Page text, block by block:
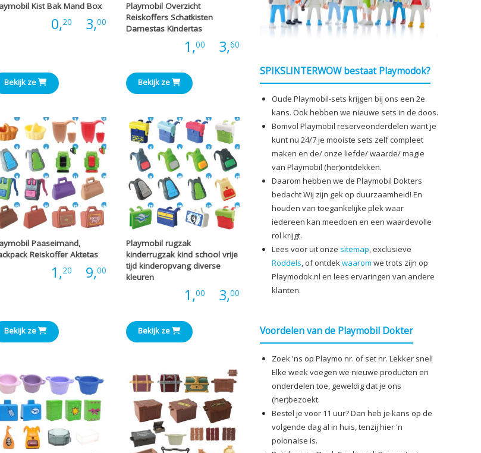
Kist Bak Mand Box
0,20 3,00Prijsklasse:
€3,00
Bekijk ze
Playmobil Overzicht
Reiskoffers Schatkisten
Damestas Kindertas
1,00 3,60
€1,00
€3,60
Bekijk ze
Paaseimand,
Reiskoffer Aktetas
1,20 9,00Prijsklasse:
€9,00
Bekijk ze
Playmobil rugzak
kinderrugzak kind school vrije
tijd kinderopvang diverse
kleuren
1,00 3,00
Prijsklasse:
€3,00
Bekijk ze
SPIKSLINTERWOW bestaat Playmodok?
Oude Playmobil-sets krijgen bij ons een 2e
kans. Ook hebben we nieuwe sets in de doos.
Bomvol Playmobil reserveonderdelen want je
kunt nu 24/7 je mooiste sets zelf compleet
maken en de/ onze liefde/ waarde/ magie
van Playmobil (her)ontdekken.
Daarom hebben we de Playmobil Dokters
bedacht Wij zijn gek op duurzaamheid! En
houden van toegankelijke plek waar
iedereen kan meedoen en een waardevolle
rol krijgt.
Lees voor uit onze sitemap, exclusieve
Roddels, of ontdekwaarom we trots zijn op
Playmodok.nl en lees ervaringen van andere
klanten.
Voordelen van de Playmobil Dokter
Zoek 'ns op Playmo nr. of set nr. Lekker snel!
Elke week voegen we nieuwe producten en
onderdelen toe, geweldig dat je ons
(her)bezoekt.
Bestel je voor 11 uur? Dan heb je kans op de
volgende dag al in huis, tenzij hier 'n
polonaise is.